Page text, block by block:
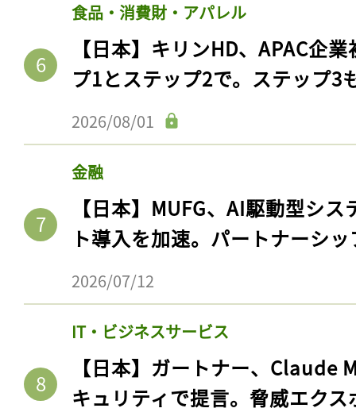
食品・消費財・アパレル
【日本】キリンHD、APAC企
プ1とステップ2で。ステップ3
2026/08/01
金融
【日本】MUFG、AI駆動型シ
ト導入を加速。パートナーシ
2026/07/12
IT・ビジネスサービス
【日本】ガートナー、Claude
キュリティで提言。脅威エク